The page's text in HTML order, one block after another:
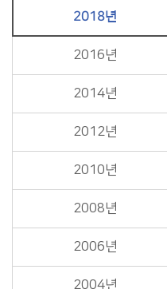
2018년
2016년
2014년
2012년
2010년
2008년
2006년
2004년